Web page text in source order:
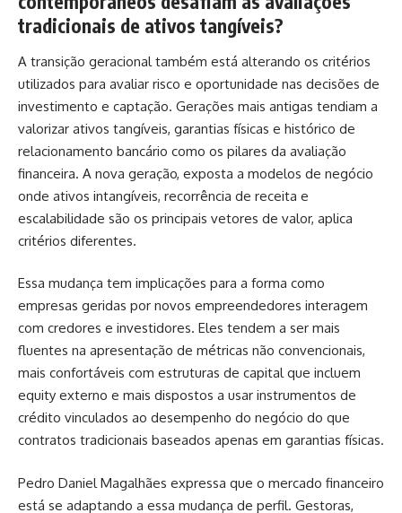
tradicionais de ativos tangíveis?
A transição geracional também está alterando os critérios
utilizados para avaliar risco e oportunidade nas decisões de
investimento e captação. Gerações mais antigas tendiam a
valorizar ativos tangíveis, garantias físicas e histórico de
relacionamento bancário como os pilares da avaliação
financeira. A nova geração, exposta a modelos de negócio
onde ativos intangíveis, recorrência de receita e
escalabilidade são os principais vetores de valor, aplica
critérios diferentes.
Essa mudança tem implicações para a forma como
empresas geridas por novos empreendedores interagem
com credores e investidores. Eles tendem a ser mais
fluentes na apresentação de métricas não convencionais,
mais confortáveis com estruturas de capital que incluem
equity externo e mais dispostos a usar instrumentos de
crédito vinculados ao desempenho do negócio do que
contratos tradicionais baseados apenas em garantias físicas.
Pedro Daniel Magalhães expressa que o mercado financeiro
está se adaptando a essa mudança de perfil. Gestoras,